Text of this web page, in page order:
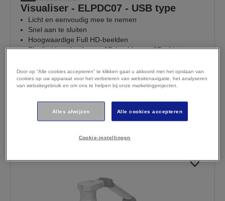
Visualiser - ELPDC07 - USB type
Licht en eenvoudig mee te nemen
Snel aan te sluiten
Hoogwaardige Full HD-beelden
Flexibel in gebruik voor 2D-beelden en 3D-objecten
incl. btw (€ 227,63 excl. btw)
Door op “Alle cookies accepteren” te klikken gaat u akkoord met het opslaan van
cookies op uw apparaat voor het verbeteren van websitenavigatie, het analyseren
van websitegebruik en om ons te helpen bij onze marketingprojecten.
Alles afwijzen Alle cookies accepteren
Cookie-instellingen